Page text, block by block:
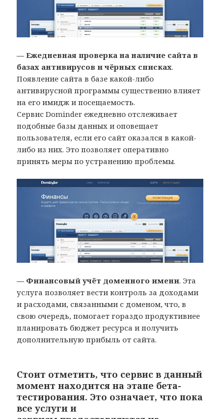
— Ежедневная проверка на наличие сайта в
базах антивирусов и чёрных списках.
Появление сайта в базе какой-либо
антивирусной программы существенно влияет
на его имидж и посещаемость.
Сервис Dominder ежедневно отслеживает
подобные базы данных и оповещает
пользователя, если его сайт оказался в какой-
либо из них. Это позволяет оперативно
принять меры по устранению проблемы.
— Финансовый учёт доменного имени. Эта
услуга позволяет вести контроль за доходами
и расходами, связанными с доменом, что, в
свою очередь, помогает гораздо продуктивнее
планировать бюджет ресурса и получить
дополнительную прибыль от сайта.
Стоит отметить, что сервис в данный
момент находится на этапе бета-
тестирования. Это означает, что пока
все услуги и